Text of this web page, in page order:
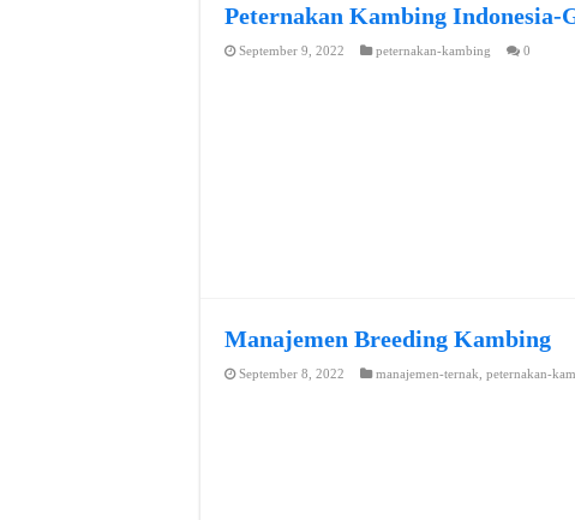
Peternakan Kambing Indonesia-
September 9, 2022 peternakan-kambing 0
Manajemen Breeding Kambing
September 8, 2022 manajemen-ternak peternakan-